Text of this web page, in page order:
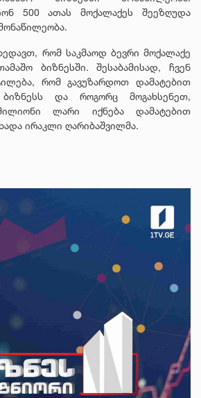
500 ათას მოქალაქეს შეეზღუდა
რომ საკმაოდ ბევრი მოქალაქე
ბიზნესში. შესაბამისად, ჩვენ
რომ გავუზარდოთ დამატებით
და როგორც მოგახსენეთ,
ლარი იქნება დამატებით
ირაკლი ღარიბაშვილმა.